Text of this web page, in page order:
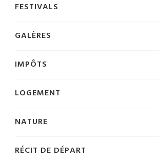
FESTIVALS
GALÈRES
IMPÔTS
LOGEMENT
NATURE
RÉCIT DE DÉPART